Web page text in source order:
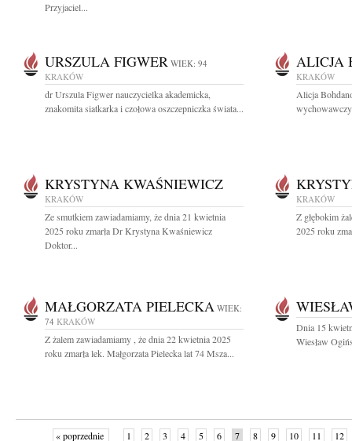
Przyjaciel...
URSZULA FIGWER WIEK: 94
KRAKÓW
dr Urszula Figwer nauczycielka akademicka,
znakomita siatkarka i czołowa oszczepniczka świata...
ALICJA
KRAKÓW
Alicja
KRYSTYNA KWAŚNIEWICZ
KRAKÓW
Ze smutkiem zawiadamiamy, że dnia 21 kwietnia
2025 roku zmarła Dr Krystyna Kwaśniewicz
Doktor...
KRAKÓW
Z głębokim
2025 roku
MAŁGORZATA PIELECKA WIEK:
74 KRAKÓW
Z żalem zawiadamiamy , że dnia 22 kwietnia 2025
roku zmarła lek. Małgorzata Pielecka lat 74 Msza...
Dnia 15
Wiesław
« poprzednie 1 2 3 4 5 6 7 8 9 10 11 12